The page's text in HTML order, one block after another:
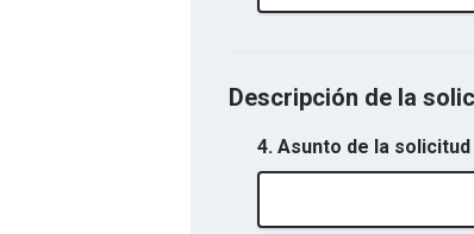
Descripción de la
4. Asunto de la